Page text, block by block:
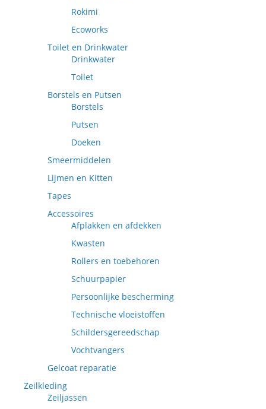
Rokimi
Ecoworks
Toilet en Drinkwater
Drinkwater
Toilet
Borstels en Putsen
Borstels
Putsen
Doeken
Smeermiddelen
Lijmen en Kitten
Tapes
Accessoires
Afplakken en afdekken
Kwasten
Rollers en toebehoren
Schuurpapier
Persoonlijke bescherming
Technische vloeistoffen
Schildersgereedschap
Vochtvangers
Gelcoat reparatie
Zeilkleding
Zeiljassen